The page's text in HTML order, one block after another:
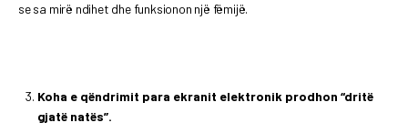
se sa mirë ndihet dhe funksionon një fëmijë.
Koha e qëndrimit para ekranit elektronik prodhon “dritë
gjatë natës”.